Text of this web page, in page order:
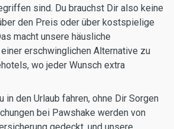
sind. Du brauchst Dir also keine
den Preis oder über kostspielige
macht unsere häusliche
erschwinglichen Alternative zu
wo jeder Wunsch extra
in den Urlaub fahren, ohne Dir Sorgen
bei Pawshake werden von